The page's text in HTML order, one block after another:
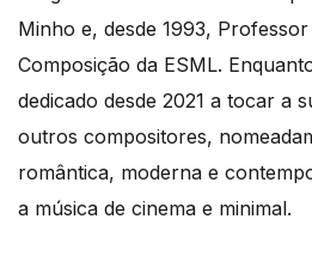
Minho e, desde 1993,
Composição da ESML.
dedicado desde 2021 a tocar a
outros compositores,
romântica, moderna e
a música de cinema e minimal.